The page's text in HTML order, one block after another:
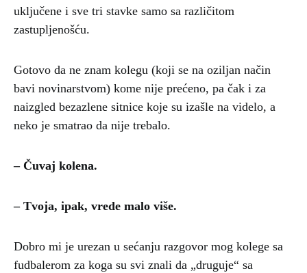
uključene i sve tri stavke samo sa različitom
zastupljenošću.
Gotovo da ne znam kolegu (koji se na oziljan način
bavi novinarstvom) kome nije prećeno, pa čak i za
naizgled bezazlene sitnice koje su izašle na videlo, a
neko je smatrao da nije trebalo.
– Čuvaj kolena.
– Tvoja, ipak, vrede malo više.
Dobro mi je urezan u sećanju razgovor mog kolege sa
fudbalerom za koga su svi znali da „druguje“ sa